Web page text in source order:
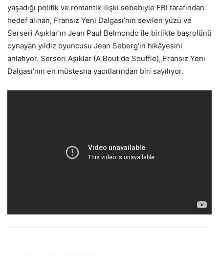
yaşadığı politik ve romantik ilişki sebebiyle FBI tarafından
hedef alınan, Fransız Yeni Dalgası’nın sevilen yüzü ve
Serseri Aşıklar’ın Jean Paul Belmondo ile birlikte başrolünü
oynayan yıldız oyuncusu Jean Seberg’in hikâyesini
anlatıyor. Serseri Aşıklar (A Bout de Souffle), Fransız Yeni
Dalgası’nın en müstesna yapıtlarından biri sayılıyor.